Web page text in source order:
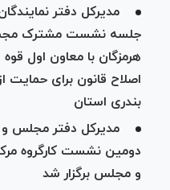
مدیرکل دفتر
جلسه نشست مشترک
هرمزگان با معاون اول
اصلاح قانون برای حمایت
بندری استان
مدیرکل دفتر مجلس و
دومین نشست کارگروه
و مجلس برگزار شد